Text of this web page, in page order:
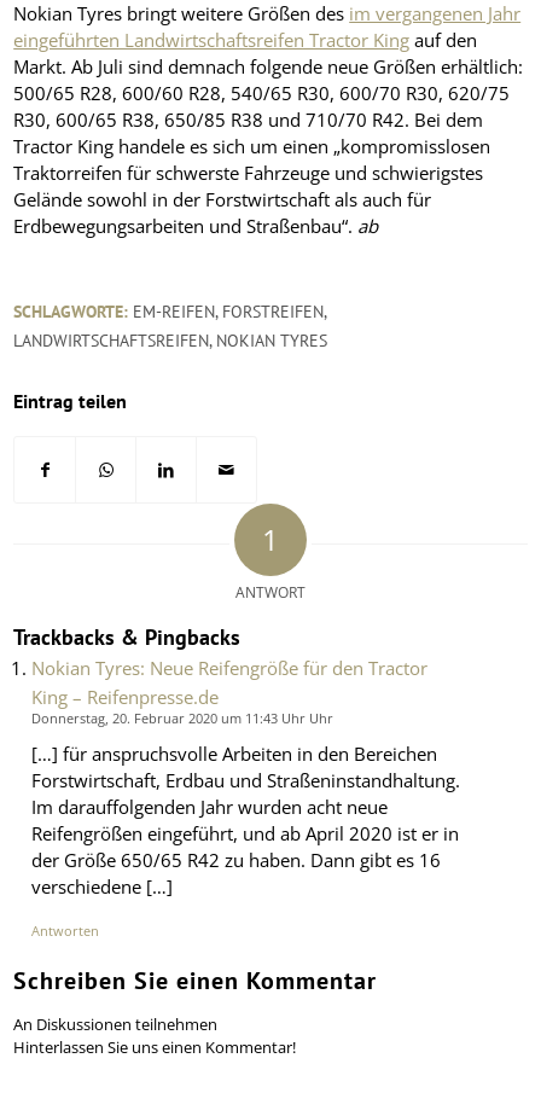
Nokian Tyres bringt weitere Größen des im vergangenen Jahr
eingeführten Landwirtschaftsreifen Tractor King auf den
Markt. Ab Juli sind demnach folgende neue Größen erhältlich:
500/65 R28, 600/60 R28, 540/65 R30, 600/70 R30, 620/75
R30, 600/65 R38, 650/85 R38 und 710/70 R42. Bei dem
Tractor King handele es sich um einen „kompromisslosen
Traktorreifen für schwerste Fahrzeuge und schwierigstes
Gelände sowohl in der Forstwirtschaft als auch für
Erdbewegungsarbeiten und Straßenbau“. ab
SCHLAGWORTE: EM-REIFEN, FORSTREIFEN,
LANDWIRTSCHAFTSREIFEN, NOKIAN TYRES
Eintrag teilen
1
ANTWORT
Trackbacks & Pingbacks
Nokian Tyres: Neue Reifengröße für den Tractor
King – Reifenpresse.de
Donnerstag, 20. Februar 2020 um 11:43 Uhr Uhr
[…] für anspruchsvolle Arbeiten in den Bereichen
Forstwirtschaft, Erdbau und Straßeninstandhaltung.
Im darauffolgenden Jahr wurden acht neue
Reifengrößen eingeführt, und ab April 2020 ist er in
der Größe 650/65 R42 zu haben. Dann gibt es 16
verschiedene […]
Antworten
Schreiben Sie einen Kommentar
An Diskussionen teilnehmen
Hinterlassen Sie uns einen Kommentar!